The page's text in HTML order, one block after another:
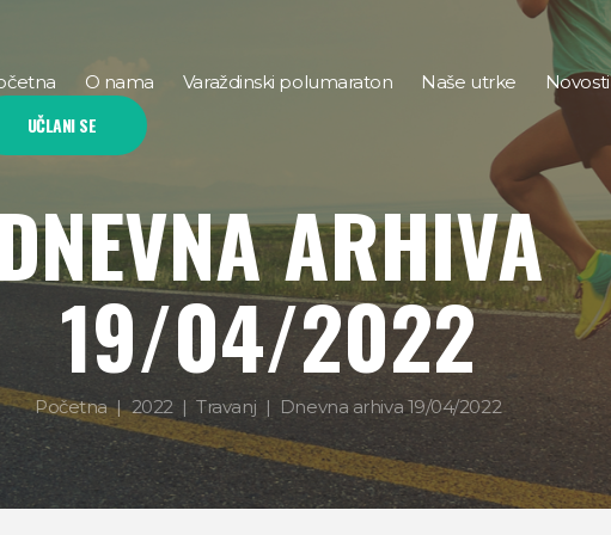
O nama Varaždinski polumaraton Naše utrke Novosti
UČLANI SE
ARHIVA
19/04/2022
Početna 2022 Travanj Dnevna arhiva 19/04/2022